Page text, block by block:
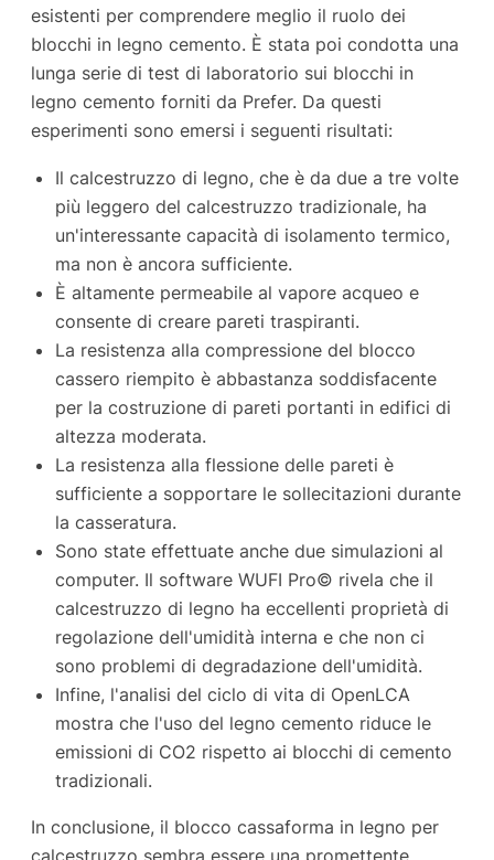
esistenti per comprendere meglio il ruolo dei
blocchi in legno cemento. È stata poi condotta una
lunga serie di test di laboratorio sui blocchi in
legno cemento forniti da Prefer. Da questi
esperimenti sono emersi i seguenti risultati:
Il calcestruzzo di legno, che è da due a tre volte
più leggero del calcestruzzo tradizionale, ha
un'interessante capacità di isolamento termico,
ma non è ancora sufficiente.
È altamente permeabile al vapore acqueo e
consente di creare pareti traspiranti.
La resistenza alla compressione del blocco
cassero riempito è abbastanza soddisfacente
per la costruzione di pareti portanti in edifici di
altezza moderata.
La resistenza alla flessione delle pareti è
sufficiente a sopportare le sollecitazioni durante
la casseratura.
Sono state effettuate anche due simulazioni al
computer. Il software WUFI Pro© rivela che il
calcestruzzo di legno ha eccellenti proprietà di
regolazione dell'umidità interna e che non ci
sono problemi di degradazione dell'umidità.
Infine, l'analisi del ciclo di vita di OpenLCA
mostra che l'uso del legno cemento riduce le
emissioni di CO2 rispetto ai blocchi di cemento
tradizionali.
In conclusione, il blocco cassaforma in legno per
calcestruzzo sembra essere una promettente